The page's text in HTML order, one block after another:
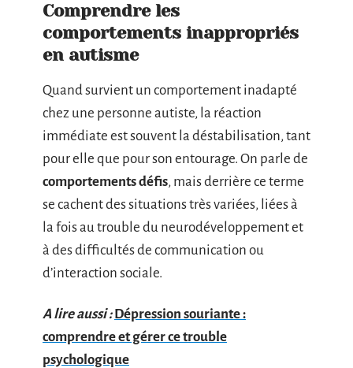
Comprendre les
comportements inappropriés
en autisme
Quand survient un comportement inadapté
chez une personne autiste, la réaction
immédiate est souvent la déstabilisation, tant
pour elle que pour son entourage. On parle de
comportements défis, mais derrière ce terme
se cachent des situations très variées, liées à
la fois au trouble du neurodéveloppement et
à des difficultés de communication ou
d’interaction sociale.
A lire aussi : Dépression souriante :
comprendre et gérer ce trouble
psychologique